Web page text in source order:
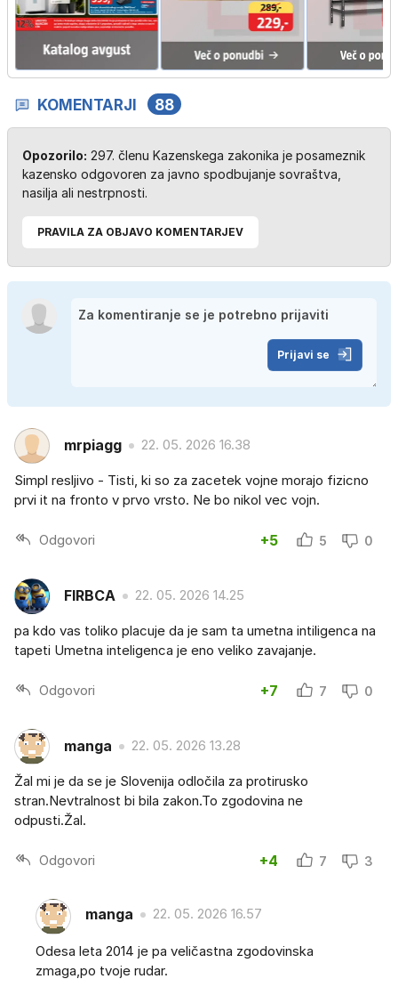
KOMENTARJI 88
Opozorilo: 297. členu Kazenskega zakonika je posameznik
kazensko odgovoren za javno spodbujanje sovraštva,
nasilja ali nestrpnosti.
PRAVILA ZA OBJAVO KOMENTARJEV
Prijavi se
mrpiagg 22. 05. 2026 16.38
Simpl resljivo - Tisti, ki so za zacetek vojne morajo fizicno
prvi it na fronto v prvo vrsto. Ne bo nikol vec vojn.
Odgovori +5 5 0
FIRBCA 22. 05. 2026 14.25
pa kdo vas toliko placuje da je sam ta umetna intiligenca na
tapeti Umetna inteligenca je eno veliko zavajanje.
Odgovori +7 7 0
manga 22. 05. 2026 13.28
Žal mi je da se je Slovenija odločila za protirusko
stran.Nevtralnost bi bila zakon.To zgodovina ne
odpusti.Žal.
Odgovori +4 7 3
manga 22. 05. 2026 16.57
Odesa leta 2014 je pa veličastna zgodovinska
zmaga,po tvoje rudar.